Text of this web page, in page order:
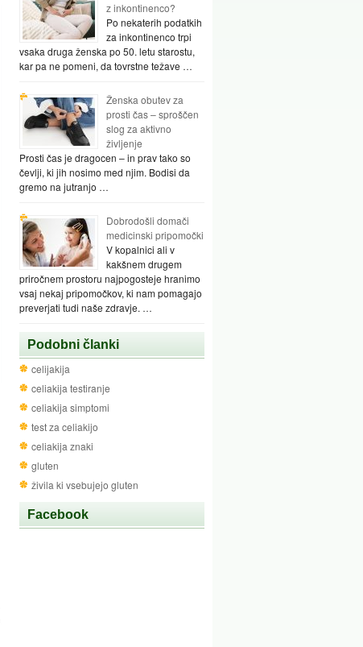
z inkontinenco?
Po nekaterih podatkih
za inkontinenco trpi
vsaka druga ženska po 50. letu starostu,
kar pa ne pomeni, da tovrstne težave …
Ženska obutev za
prosti čas – sproščen
slog za aktivno
življenje
Prosti čas je dragocen – in prav tako so
čevlji, ki jih nosimo med njim. Bodisi da
gremo na jutranjo …
Dobrodošli domači
medicinski pripomočki
V kopalnici ali v
kakšnem drugem
priročnem prostoru najpogosteje hranimo
vsaj nekaj pripomočkov, ki nam pomagajo
preverjati tudi naše zdravje. …
Podobni članki
celijakija
celiakija testiranje
celiakija simptomi
test za celiakijo
celiakija znaki
gluten
živila ki vsebujejo gluten
Facebook